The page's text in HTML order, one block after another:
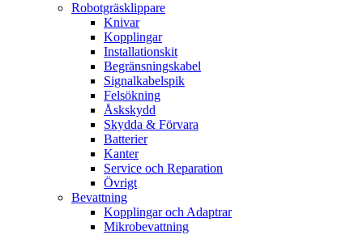
Robotgräsklippare
Knivar
Kopplingar
Installationskit
Begränsningskabel
Signalkabelspik
Felsökning
Åskskydd
Skydda & Förvara
Batterier
Kanter
Service och Reparation
Övrigt
Bevattning
Kopplingar och Adaptrar
Mikrobevattning